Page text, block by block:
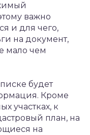
важно
и для чего,
на документ,
мало чем
будет
Кроме
участках, к
план, на
на